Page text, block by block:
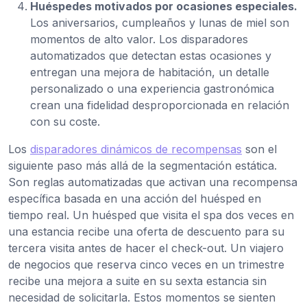
Huéspedes motivados por ocasiones especiales.
Los aniversarios, cumpleaños y lunas de miel son
momentos de alto valor. Los disparadores
automatizados que detectan estas ocasiones y
entregan una mejora de habitación, un detalle
personalizado o una experiencia gastronómica
crean una fidelidad desproporcionada en relación
con su coste.
Los disparadores dinámicos de recompensas son el
siguiente paso más allá de la segmentación estática.
Son reglas automatizadas que activan una recompensa
específica basada en una acción del huésped en
tiempo real. Un huésped que visita el spa dos veces en
una estancia recibe una oferta de descuento para su
tercera visita antes de hacer el check-out. Un viajero
de negocios que reserva cinco veces en un trimestre
recibe una mejora a suite en su sexta estancia sin
necesidad de solicitarla. Estos momentos se sienten